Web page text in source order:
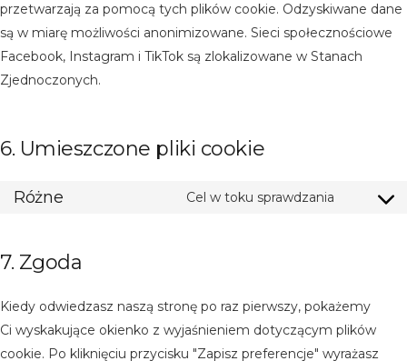
przetwarzają za pomocą tych plików cookie. Odzyskiwane dane
są w miarę możliwości anonimizowane. Sieci społecznościowe
Facebook, Instagram i TikTok są zlokalizowane w Stanach
Zjednoczonych.
6. Umieszczone pliki cookie
Różne Cel w toku sprawdzania
Consent
7. Zgoda
Kiedy odwiedzasz naszą stronę po raz pierwszy, pokażemy
Ci wyskakujące okienko z wyjaśnieniem dotyczącym plików
cookie. Po kliknięciu przycisku "Zapisz preferencje" wyrażasz